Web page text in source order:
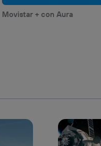
Movistar + con Aura